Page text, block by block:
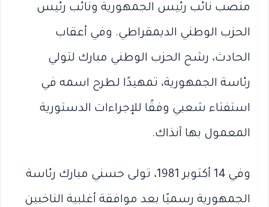
منصب نائب رئيس الجمهورية ونائب رئيس
الحزب الوطني الديمقراطي. وفي أعقاب
الحادث، رشح الحزب الوطني مبارك لتولي
رئاسة الجمهورية، تمهيدًا لطرح اسمه في
استفتاء شعبي وفقًا للإجراءات الدستورية
المعمول بها آنذاك.
وفي 14 أكتوبر 1981، تولى حسني مبارك رئاسة
الجمهورية رسميًا بعد موافقة أغلبية الناخبين